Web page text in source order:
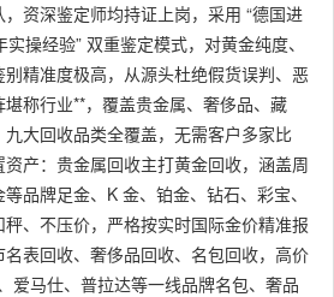
资深鉴定师均持证上岗，采用 “德国进
操经验” 双重鉴定模式，对黄金纯度、
精准度极高，从源头杜绝假货误判、恶
称行业**，覆盖贵金属、奢侈品、藏
大回收品类全覆盖，无需客户多家比
产：贵金属回收主打黄金回收，涵盖周
品牌足金、K 金、铂金、钻石、彩宝、
、不压价，严格按实时国际金价精准报
表回收、奢侈品回收、名包回收，高价
爱马仕、普拉达等一线品牌名包、奢品